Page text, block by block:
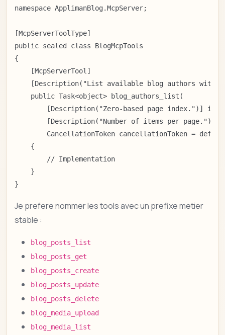
namespace ApplimanBlog.McpServer;
[McpServerToolType]
public sealed class BlogMcpTools
{
    [McpServerTool]
[Description("List available blog authors with
    public Task<object> blog_authors_list(
[Description("Zero-based page index.")] int
[Description("Number of items per page.")]
CancellationToken cancellationToken =
    {
        // Implementation
    }
}
Je prefere nommer les tools avec un prefixe metier
stable :
blog_posts_list
blog_posts_get
blog_posts_create
blog_posts_update
blog_posts_delete
blog_media_upload
blog_media_list